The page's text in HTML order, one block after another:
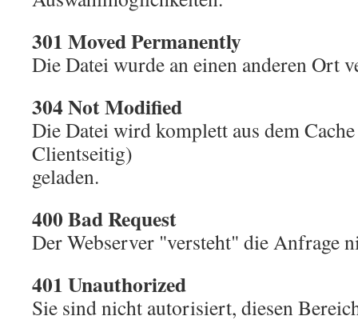
301 Moved Permanently
Die Datei wurde an einen anderen Ort
304 Not Modified
Die Datei wird komplett aus dem
Clientseitig)
geladen.
400 Bad Request
Der Webserver "versteht" die Anfrage
401 Unauthorized
Sie sind nicht autorisiert, diesen